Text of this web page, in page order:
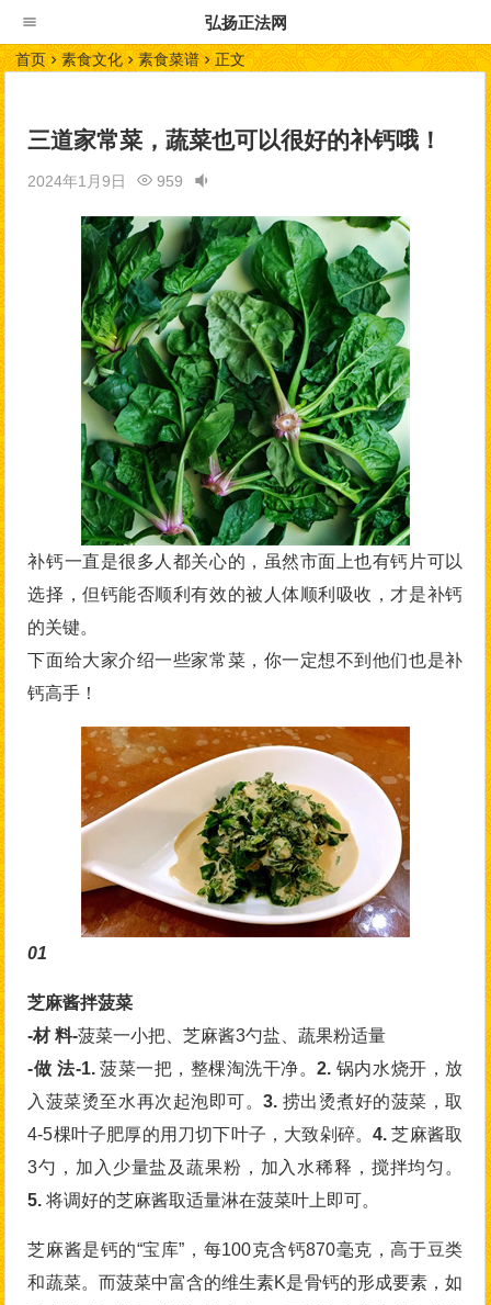
弘扬正法网
首页 素食文化 素食菜谱 正文
三道家常菜，蔬菜也可以很好的补钙哦！
2024年1月9日 959
补钙一直是很多人都关心的，虽然市面上也有钙片可以
选择，但钙能否顺利有效的被人体顺利吸收，才是补钙
的关键。
下面给大家介绍一些家常菜，你一定想不到他们也是补
钙高手！
01
芝麻酱拌菠菜
-材 料-菠菜一小把、芝麻酱3勺盐、蔬果粉适量
-做 法-1.菠菜一把，整棵淘洗干净。2. 锅内水烧开，放
入菠菜烫至水再次起泡即可。3. 捞出烫煮好的菠菜，取
4-5棵叶子肥厚的用刀切下叶子，大致剁碎。4. 芝麻酱取
3勺，加入少量盐及蔬果粉，加入水稀释，搅拌均匀。
5.将调好的芝麻酱取适量淋在菠菜叶上即可。
芝麻酱是钙的“宝库”，每100克含钙870毫克，高于豆类
和蔬菜。而菠菜中富含的维生素K是骨钙的形成要素，如